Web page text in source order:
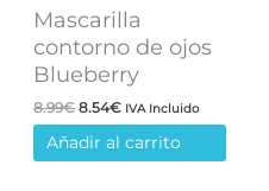
Mascarilla
contorno de ojos
Blueberry
8.99€El
precio
original
era:
8.54€El
precio
actual
es:
IVA Incluido
Añadir al carrito